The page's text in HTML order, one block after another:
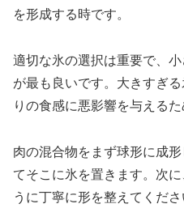
を形成する時です。
適切な氷の選択は重要で、
が最も良いです。大きすぎ
りの食感に悪影響を与える
肉の混合物をまず球形に成
てそこに氷を置きます。次
うに丁寧に形を整えてくださ